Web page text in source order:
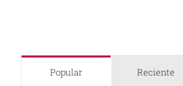
Popular Reciente